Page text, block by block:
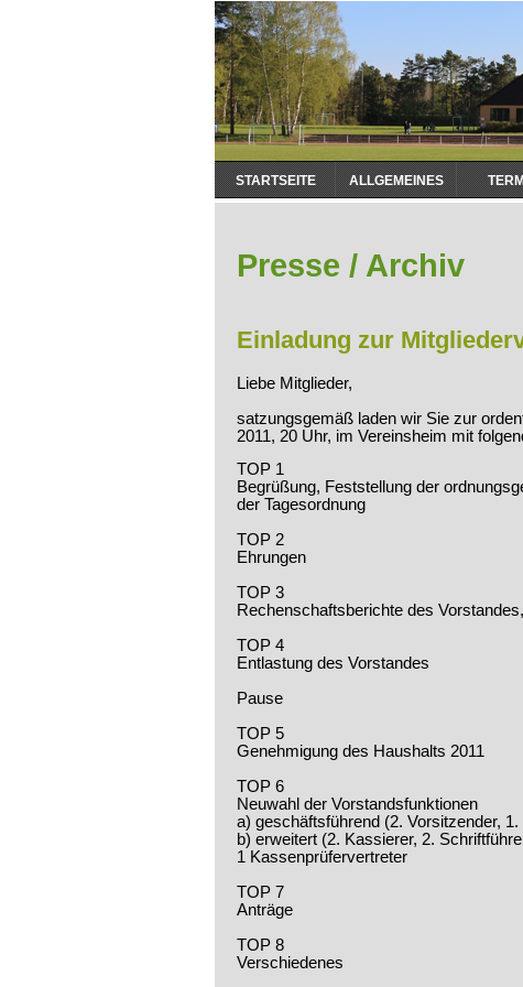
Navigation
überspringen
STARTSEITE ALLGEMEINES
Presse / Archiv
Einladung zur
Liebe Mitglieder,
satzungsgemäß laden wir Sie zur
2011, 20 Uhr, im Vereinsheim mit
TOP 1
Begrüßung, Feststellung der
der Tagesordnung
TOP 2
Ehrungen
TOP 3
Rechenschaftsberichte des
TOP 4
Entlastung des Vorstandes
Pause
TOP 5
Genehmigung des Haushalts 2011
TOP 6
Neuwahl der Vorstandsfunktionen
a) geschäftsführend (2. Vorsitzender,
b) erweitert (2. Kassierer, 2.
1 Kassenprüfervertreter
TOP 7
Anträge
TOP 8
Verschiedenes